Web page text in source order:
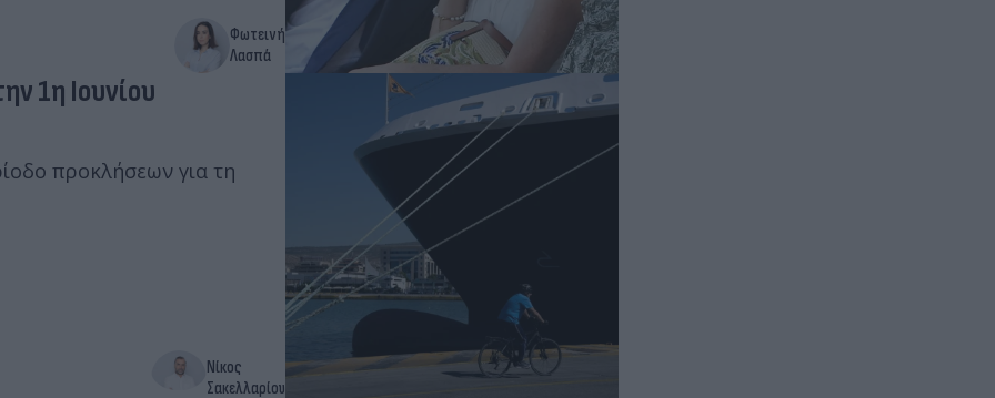
Φωτεινή
Λασπά
1η Ιουνίου
προκλήσεων για τη
Νίκος
Σακελλαρίου